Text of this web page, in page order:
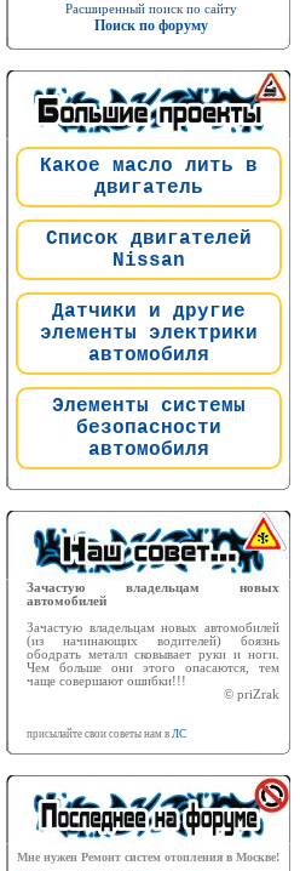
Расширенный поиск по сайту
Поиск по форуму
Какое масло лить в
двигатель
Список двигателей
Nissan
Датчики и другие
элементы электрики
автомобиля
Элементы системы
безопасности
автомобиля
Зачастую владельцам новых
автомобилей
Зачастую владельцам новых автомобилей
(из начинающих водителей) боязнь
ободрать металл сковывает руки и ноги.
Чем больше они этого опасаются, тем
чаще совершают ошибки!!!
© priZrak
присылайте свои советы нам в ЛС
Мне нужен Ремонт систем отопления в Москве!